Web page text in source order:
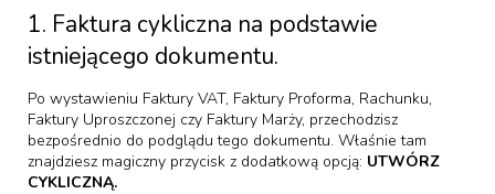
1. Faktura cykliczna na podstawie
istniejącego dokumentu.
Po wystawieniu Faktury VAT, Faktury Proforma, Rachunku,
Faktury Uproszczonej czy Faktury Marży, przechodzisz
bezpośrednio do podglądu tego dokumentu. Właśnie tam
znajdziesz magiczny przycisk z dodatkową opcją: UTWÓRZ
CYKLICZNĄ.